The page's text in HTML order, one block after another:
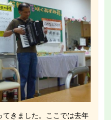
てきました。ここでは去年